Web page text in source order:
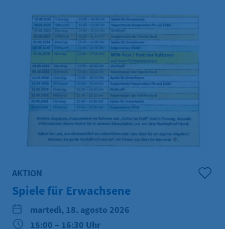
AKTION
Spiele für Erwachsene
martedì, 18. agosto 2026
15:00 – 16:30 Uhr